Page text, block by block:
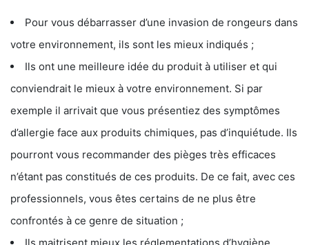
Pour vous débarrasser d’une invasion de rongeurs dans
votre environnement, ils sont les mieux indiqués ;
Ils ont une meilleure idée du produit à utiliser et qui
conviendrait le mieux à votre environnement. Si par
exemple il arrivait que vous présentiez des symptômes
d’allergie face aux produits chimiques, pas d’inquiétude. Ils
pourront vous recommander des pièges très efficaces
n’étant pas constitués de ces produits. De ce fait, avec ces
professionnels, vous êtes certains de ne plus être
confrontés à ce genre de situation ;
Ils maitrisent mieux les réglementations d’hygiène